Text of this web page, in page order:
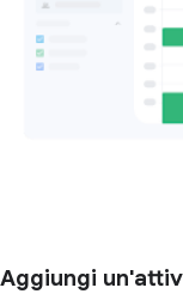
Aggiungi